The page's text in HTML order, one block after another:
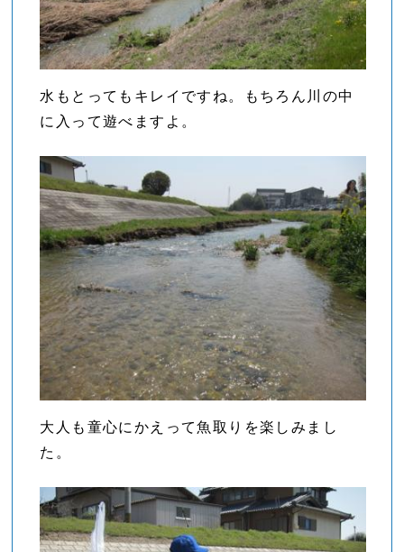
水もとってもキレイですね。もちろん川の中
に入って遊べますよ。
大人も童心にかえって魚取りを楽しみまし
た。